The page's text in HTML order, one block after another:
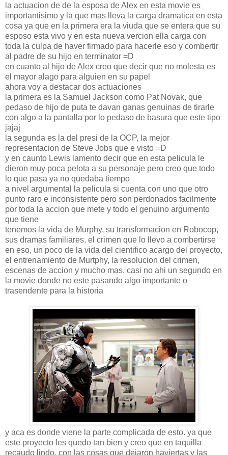
la actuacion de de la esposa de Alex en esta movie es
importantisimo y la que mas lleva la carga dramatica en esta
cosa ya que en la primera era la viuda que se entera que su
esposo esta vivo y en esta nueva vercion ella carga con
toda la culpa de haver firmado para hacerle eso y combertir
al padre de su hijo en terminator =D
en cuanto al hijo de Alex creo que decir que no molesta es
el mayor alago para alguien en su papel
ahora voy a destacar dos actuaciones
la primera es la Samuel Jackson como Pat Novak, que
pedaso de hijo de puta te davan ganas genuinas de tirarle
con algo a la pantalla por lo pedaso de basura que este tipo
jajaj
la segunda es la del presi de la OCP, la mejor
representacion de Steve Jobs que e visto =D
y en caunto Lewis lamento decir que en esta pelicula le
dieron muy poca pelota a su personaje pero creo que todo
lo que pasa ya no quedaba tiempo
a nivel argumental la pelicula si cuenta con uno que otro
punto raro e inconsistente pero son perdonados facilmente
por toda la accion que mete y todo el genuino argumento
que tiene
tenemos la vida de Murphy, su transformacion en Robocop,
sus dramas familiares, el crimen que lo llevo a combertirse
en eso, un poco de la vida del cientifico acargo del proyecto,
el entrenamiento de Murtphy, la resolucion del crimen,
escenas de accion y mucho mas. casi no ahi un segundo en
la movie donde no este pasando algo importante o
trasendente para la historia
y aca es donde viene la parte complicada de esto. ya que
este proyecto les quedo tan bien y creo que en taquilla
recaudo lindo, con las cosas que dejaron haviertas y las